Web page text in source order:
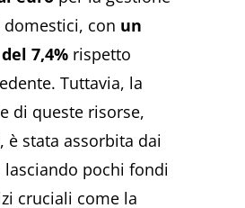
con un
7,4% rispetto
Tuttavia, la
di queste risorse,
, è stata assorbita dai
pochi fondi
cruciali come la